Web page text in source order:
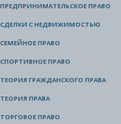
ПРЕДПРИНИМАТЕЛЬСКОЕ ПРАВО
СДЕЛКИ С НЕДВИЖИМОСТЬЮ
СЕМЕЙНОЕ ПРАВО
СПОРТИВНОЕ ПРАВО
ТЕОРИЯ ГРАЖДАНСКОГО ПРАВА
ТЕОРИЯ ПРАВА
ТОРГОВОЕ ПРАВО